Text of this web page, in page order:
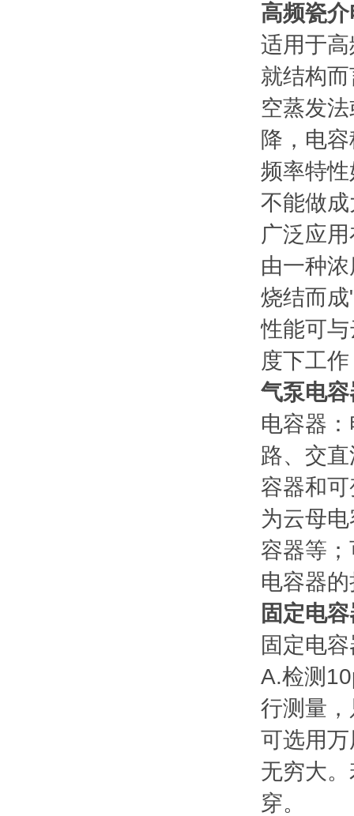
高频瓷
适用于
就结构
空蒸发
降，电
频率特
不能做
广泛应
由一种
烧结而
性能可
度下工
气泵电容
电容器
路、交
容器和
为云母
容器等
电容器
固定电
固定电
A.检测
行测量
可选用
无穷大
穿。